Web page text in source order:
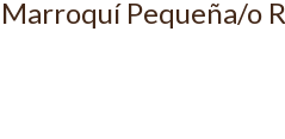
Pequeña/o